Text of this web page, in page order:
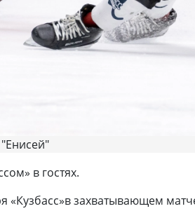
в гостях.
захватывающем